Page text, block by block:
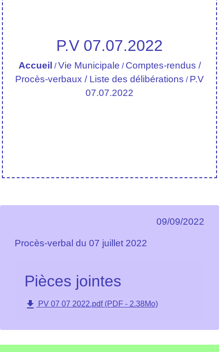
P.V 07.07.2022
Accueil /Vie Municipale / Comptes-rendus /
Procès-verbaux / Liste des délibérations / P.V
07.07.2022
09/09/2022
Procès-verbal du 07 juillet 2022
Pièces jointes
file_download PV 07 07 2022.pdf (PDF - 2.38Mo)